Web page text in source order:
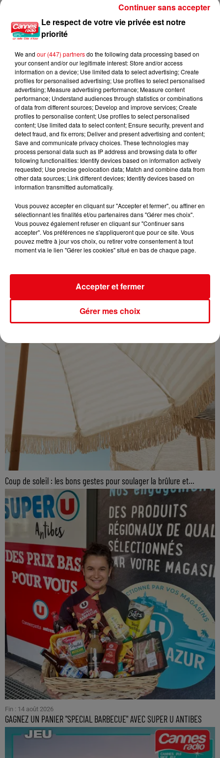
Incendie au Mont-Boron : deux jeunes condamnés à six mois de
prison...
Éclipse solaire du 12 août : où l’observer entre Cannes et Nice et...
Coup de soleil : les bons gestes pour soulager la brûlure et...
Fin : 14 août 2026
GAGNEZ UN PANIER "SPECIAL BARBECUE" AVEC SUPER U ANTIBES
Le respect de votre vie privée est notre
priorité
We and our (447) partnersdo the following data processing based on
your consent and/or our legitimate interest: Store and/or access
information on a device; Use limited data to select advertising; Create
profiles for personalised advertising; Use profiles to select personalised
advertising; Measure advertising performance; Measure content
performance; Understand audiences through statistics or combinations
of data from different sources; Develop and improve services; Create
profiles to personalise content; Use profiles to select personalised
content; Use limited data to select content; Ensure security, prevent and
detect fraud, and fix errors; Deliver and present advertising and content;
Save and communicate privacy choices. These technologies may
process personal data such as IP address and browsing data to offer
following functionalities: Identify devices based on information actively
requested; Use precise geolocation data; Match and combine data from
other data sources; Link different devices; Identify devices based on
information transmitted automatically.
Vous pouvez accepter en cliquant sur "Accepter et fermer", ou affiner en
sélectionnant les finalités et/ou partenaires dans "Gérer mes choix".
Vous pouvez également refuser en cliquant sur "Continuer sans
accepter". Vos préférences ne s'appliqueront que pour ce site. Vous
pouvez mettre à jour vos choix, ou retirer votre consentement à tout
moment via le lien "Gérer les cookies" situé en bas de chaque page.
Gérer mes choix
Accepter et fermer
Continuer sans accepter